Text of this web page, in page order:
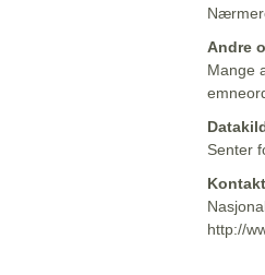
Andre
Mange
Senter
http://